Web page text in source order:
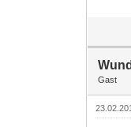
Gast